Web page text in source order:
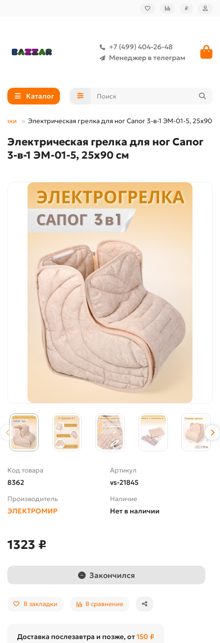
₽
+7 (499) 404-26-48
Менеджер в телеграм
Каталог
Электрическая грелка для ног Сапог 3-в-1 ЭМ-01-5, 25х90
Электрическая грелка для ног Сапог
3-в-1 ЭМ-01-5, 25х90 см
Код товара
8362
Артикул
vs-21845
Производитель
ЭЛЕКТРОМИР
Наличие
Нет в наличии
1323 ₽
Закончился
В закладки В сравнение
Доставка послезавтра и позже, от150 ₽